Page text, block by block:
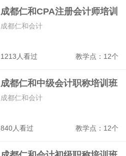
成都仁和CPA注册会计师培训
1213人看过 教学点：12个
成都仁和会计
成都仁和中级会计职称培训班
840人看过 教学点：12个
成都仁和会计